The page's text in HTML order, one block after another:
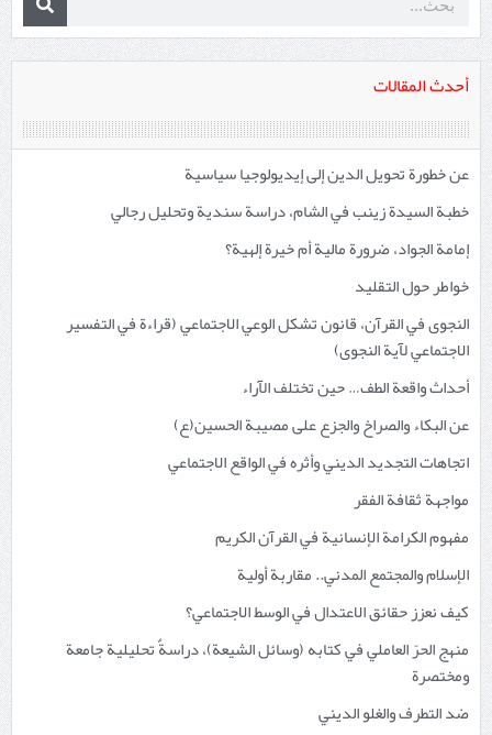
أحدث المقالات
عن خطورة تحويل الدين إلى إيديولوجيا سياسية
خطبة السيدة زينب في الشام، دراسة سندية وتحليل رجالي
إمامة الجواد، ضرورة مالية أم خيرة إلهية؟
خواطر حول التقليد
النجوى في القرآن، قانون تشكل الوعي الاجتماعي (قراءة في التفسير
الاجتماعي لآية النجوى)
أحداث واقعة الطف… حين تختلف الآراء
عن البكاء والصراخ والجزع على مصيبة الحسين(ع)
اتجاهات التجديد الديني وأثره في الواقع الاجتماعي
مواجهة ثقافة الفقر
مفهوم الكرامة الإنسانية في القرآن الكريم
الإسلام والمجتمع المدني.. مقاربة أولية
كيف نعزز حقائق الاعتدال في الوسط الاجتماعي؟
منهج الحرّ العاملي في كتابه (وسائل الشيعة)، دراسةٌ تحليلية جامعة
ومختصرة
ضد التطرف والغلو الديني